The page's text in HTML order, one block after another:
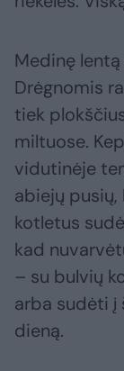
Medinę
Drėgnomis
tiek
miltuose.
vidutinėje
abiejų pusių,
kotletus
kad
– su bulvių
arba sudėti į
dieną.